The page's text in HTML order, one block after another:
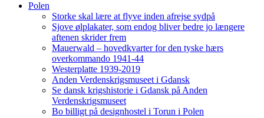
Polen
Storke skal lære at flyve inden afrejse sydpå
Sjove ølplakater, som endog bliver bedre jo længere
aftenen skrider frem
Mauerwald – hovedkvarter for den tyske hærs
overkommando 1941-44
Westerplatte 1939-2019
Anden Verdenskrigsmuseet i Gdansk
Se dansk krigshistorie i Gdansk på Anden
Verdenskrigsmuseet
Bo billigt på designhostel i Torun i Polen